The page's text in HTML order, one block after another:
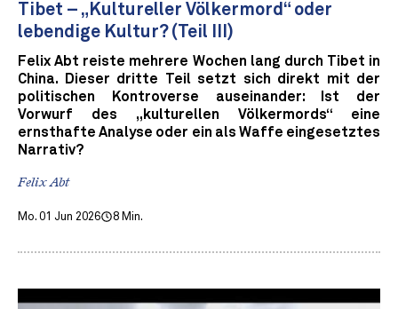
Tibet – „Kultureller Völkermord“ oder
lebendige Kultur? (Teil III)
Felix Abt reiste mehrere Wochen lang durch Tibet in
China. Dieser dritte Teil setzt sich direkt mit der
politischen Kontroverse auseinander: Ist der
Vorwurf des „kulturellen Völkermords“ eine
ernsthafte Analyse oder ein als Waffe eingesetztes
Narrativ?
Felix Abt
Mo. 01 Jun 2026 8 Min.